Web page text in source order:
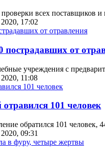
всех поставщиков
17:02
от
учреждения с
11:08
101 человек
обратился 101 человек,
09:31